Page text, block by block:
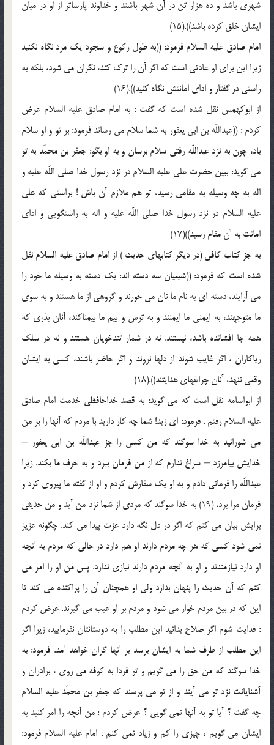
شهرى باشد و ده هزار تن در آن شهر باشند و خداوند پارساتر از او در ميان
ايشان خلق كرده باشد)).(15)
امام صادق عليه السلام فرمود: ((به طول ركوع و سجود يك مرد نگاه نكنيد
زيرا اين براى او عادتى است كه اگر آن را ترك كند، نگران مى شود، بلكه به
راستى در گفتار و اداى امانتش نگاه كنيد)).(16)
از ابوكهمس نقل شده است كه گفت : به امام صادق عليه السلام عرض
كردم : ((عبداللّه بن ابى يعفور به شما سلام مى رساند فرمود: بر تو و او سلام
باد، چون به نزد عبداللّه رفتى سلام برسان و به او بگو: جعفر بن محمّد به تو
مى گويد: ببين حضرت على عليه السلام در نزد رسول خدا صلى اللّه عليه و
اله به چه وسيله به مقامى رسيد، تو هم ملازم آن باش ! براستى كه على
عليه السلام در نزد رسول خدا صلى اللّه عليه و اله به راستگويى و اداى
امانت به آن مقام رسيد))(17)
به جز كتاب كافى (در ديگر كتابهاى حديث ) از امام صادق عليه السلام نقل
شده است كه فرمود: ((شيعيان سه دسته اند: يك دسته به وسيله ما خود را
مى آرايند، دسته اى به نام ما نان مى خورند و گروهى از ما هستند و به سوى
ما متوجهند، به ايمنى ما ايمنند و به ترس و بيم ما بيمناكند، آنان بذرى كه
همه جا افشانده باشد، نيستند. نه در شمار تندخويان هستند و نه در سلك
رياكاران ، اگر غايب شوند از دلها نروند و اگر حاضر باشند، كسى به ايشان
وقعى ننهد، آنان چراغهاى هدايتند)).(18)
از ابواسامه نقل است كه مى گويد: به قصد خداحافظى خدمت امام صادق
عليه السلام رفتم . فرمود: اى زيد! شما چه كار داريد با مردم كه آنها را بر من
مى شورانيد به خدا سوگند كه من كسى را جز عبداللّه بن ابى يعفور –
خدايش بيامرزد – سراغ ندارم كه از من فرمان ببرد و به حرف ما بكند. زيرا
عبداللّه را فرمانى دادم و به او يك سفارش كردم و او از گفته ما پيروى كرد و
فرمان مرا برد، (19) به خدا سوگند كه مردى از شما نزد من آيد و من حديثى
برايش بيان مى كنم كه اگر در دل نگه دارد عزت پيدا مى كند. چگونه عزيز
نمى شود كسى كه هر چه مردم دارند او هم دارد در حالى كه مردم به آنچه
او دارد نيازمندند و او به آنچه مردم دارند نيازى ندارد. پس من او را امر مى
كنم كه آن حديث را پنهان بدارد ولى او همچنان آن را پراكنده مى كند تا
اين كه در بين مردم خوار مى شود و مردم بر او عيب مى گيرند. عرض كردم
: فدايت شوم اگر صلاح بدانيد اين مطلب را به دوستانتان نفرماييد، زيرا اگر
اين مطلب از طرف شما به ايشان برسد بر آنها گران خواهد آمد. فرمود: به
خدا سوگند كه من حق را مى گويم و تو فردا به كوفه مى روى ، برادران و
آشنايانت نزد تو مى آيند و از تو مى پرسند كه جعفر بن محمّد عليه السلام
چه گفت ؟ آيا تو به آنها نمى گويى ؟ عرض كردم : من آنچه را امر كنيد به
ايشان مى گويم ، چيزى را كم و زياد نمى كنم . امام عليه السلام فرمود: